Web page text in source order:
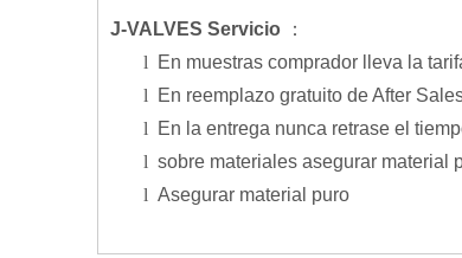
J-VALVES Servicio
：
l
En muestras comprador lleva la
l
En reemplazo gratuito de After
l
En la entrega nunca retrase el
l sobre materiales asegurar material
l Asegurar material puro